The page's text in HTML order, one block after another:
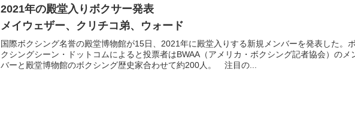
2021年の殿堂入りボクサー発表
メイウェザー、クリチコ弟、ウォード
国際ボクシング名誉の殿堂博物館が15日、2021年に殿堂入りする新規メンバーを発表した。
クシングシーン・ドットコムによると投票者はBWAA（アメリカ・ボクシング記者協会）のメ
バーと殿堂博物館のボクシング歴史家合わせて約200人。 注目の...